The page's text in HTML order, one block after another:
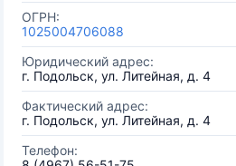
ОГРН:
1025004706088
Юридический адрес:
г. Подольск, ул. Литейная, д. 4
Фактический адрес:
г. Подольск, ул. Литейная, д. 4
Телефон: